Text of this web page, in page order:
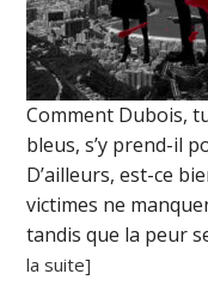
Comment Dubois,
bleus, s’y prend-il
D’ailleurs, est-ce
victimes ne
tandis que la peur
la suite]